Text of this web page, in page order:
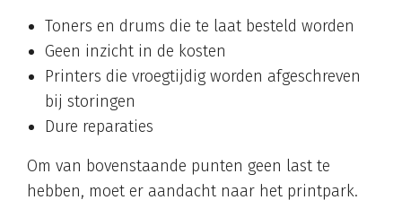
Toners en drums die te laat besteld worden
Geen inzicht in de kosten
Printers die vroegtijdig worden afgeschreven
bij storingen
Dure reparaties
Om van bovenstaande punten geen last te
hebben, moet er aandacht naar het printpark.